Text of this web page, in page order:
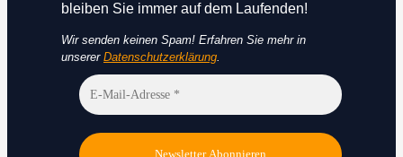
bleiben Sie immer auf dem Laufenden!
Wir senden keinen Spam! Erfahren Sie mehr in
unserer Datenschutzerklärung.